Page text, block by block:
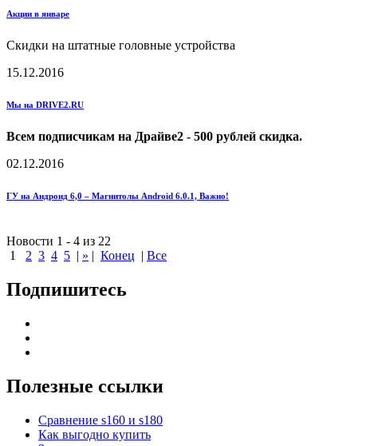
Акции в январе
Скидки на штатные головные устройства
15.12.2016
Мы на DRIVE2.RU
Всем подписчикам на Драйве2 - 500 рублей скидка.
02.12.2016
ГУ на Андроид 6,0 – Магнитолы Android 6.0.1, Важно!
Новости 1 - 4 из 22
1
2 3 4 5 » Конец Все
Подпишитесь
Полезные ссылки
Сравнение s160 и s180
Как выгодно купить